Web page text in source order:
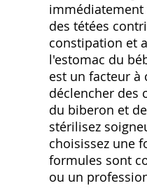
immédiatement
des tétées
constipation et
l'estomac du
est un facteur
déclencher des
du biberon et
stérilisez
choisissez une
formules sont
ou un